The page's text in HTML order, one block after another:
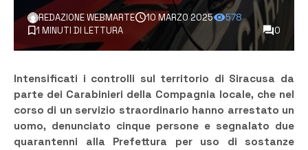
REDAZIONE WEBMARTE 10 MARZO 2025
578
1 MINUTI DI LETTURA
0
Intensificati i controlli sul territorio di Siracusa da
parte dei Carabinieri della Compagnia locale, che nel
corso di un servizio straordinario hanno arrestato un
uomo, denunciato cinque persone e segnalato due
quarantenni alla Prefettura per uso di sostanze